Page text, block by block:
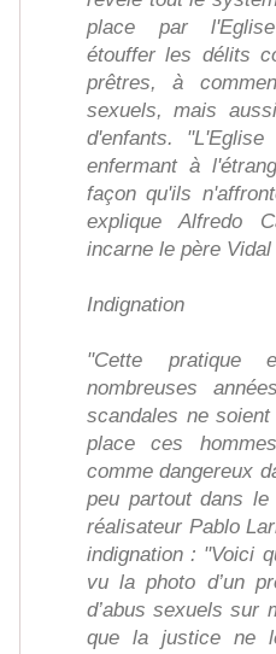
place par
étouffer les délits
prêtres, à
sexuels, mais
d'enfants.
enfermant à
façon qu'ils
explique Alfredo
incarne le père
Indignation
"Cette pratique
nombreuses
scandales ne
place ces
comme dangereux
peu partout dans le
réalisateur Pablo
indignation : "Voici
vu la photo d’un
d’abus sexuels sur
que la justice ne